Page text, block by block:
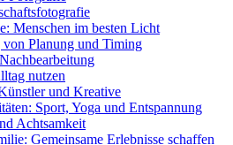
Menschen im besten Licht
Planung und Timing
nutzen
und Kreative
Sport, Yoga und Entspannung
Achtsamkeit
Gemeinsame Erlebnisse schaffen